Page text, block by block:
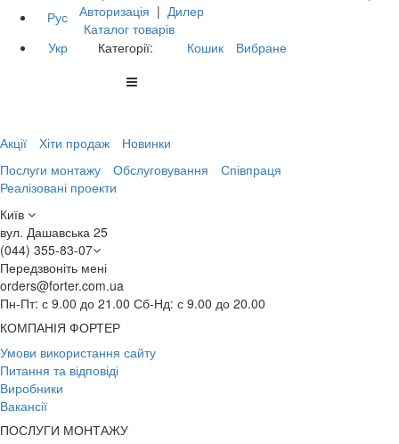
Рус
Укр
Авторизація | Дилер
Каталог товарів
Категорії:
Кошик Вибране
Акції Хіти продаж
Новинки
Послуги монтажу
Обслуговування
Співпраця
Реалізовані проекти
Київ
вул. Дашавська 25
(044) 355-83-07
Передзвоніть мені
orders@forter.com.ua
Пн-Пт: с 9.00 до 21.00 Сб-Нд: с 9.00 до 20.00
КОМПАНІЯ ФОРТЕР
Умови використання сайту
Питання та відповіді
Виробники
Вакансії
ПОСЛУГИ МОНТАЖУ